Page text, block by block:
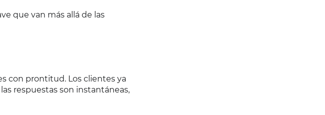
que van más allá de las
con prontitud. Los clientes ya
respuestas son instantáneas,